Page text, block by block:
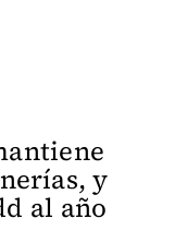
y
al año